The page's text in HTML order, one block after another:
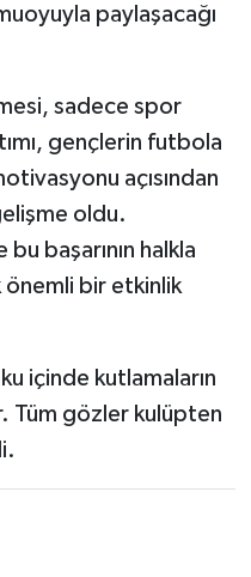
paylaşacağı
sadece spor
gençlerin futbola
açısından
oldu.
başarının halkla
önemli bir etkinlik
içinde kutlamaların
Tüm gözler kulüpten